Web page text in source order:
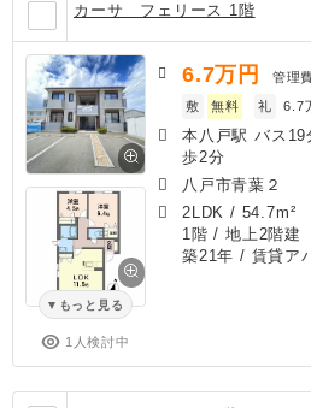
カーサ フェリース 1階
もっと見る
1人検討中
6.7万円 管理
敷
無料 礼 6.7
本八戸駅 バス
歩2分
八戸市青葉２
2LDK / 54.7m²
1階 / 地上2階建
築21年 / 賃貸ア